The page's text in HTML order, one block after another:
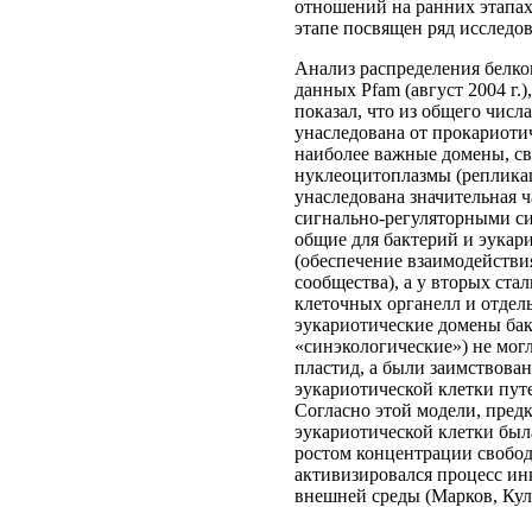
отношений на ранних
этапе посвящен ряд
Анализ распределения
данных Pfam (август 2004
показал, что из общего
унаследована от
наиболее важные домены,
нуклеоцитоплазмы
унаследована
сигнально-регуляторными
общие для бактерий и
(обеспечение
сообщества), а у вторых
клеточных органелл и
эукариотические домены
«синэкологические») не
пластид, а были
эукариотической клетки
Согласно этой модели,
эукариотической клетки
ростом концентрации
активизировался процесс
внешней среды (Марков,